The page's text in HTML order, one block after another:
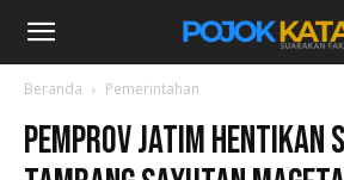
Beranda Pemerintahan
Pemprov Jatim Hentikan